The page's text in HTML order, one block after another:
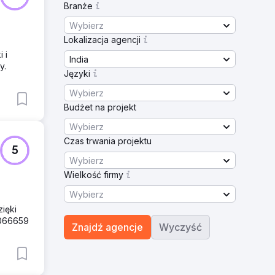
i
5
Branże
Wybierz
Lokalizacja agencji
India
Języki
Wybierz
Budżet na projekt
Wybierz
Czas trwania projektu
Wybierz
Wielkość firmy
Wybierz
Znajdź agencje Wyczyść